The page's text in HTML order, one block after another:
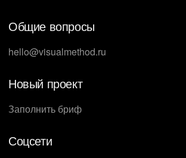
Общие вопросы
hello@visualmethod.ru
Новый проект
Заполнить бриф
Соцсети